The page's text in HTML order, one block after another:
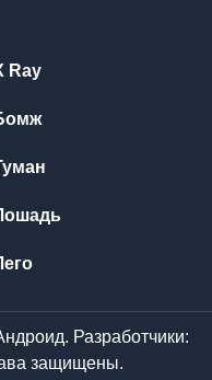
Ray
Разработчики:
защищены.